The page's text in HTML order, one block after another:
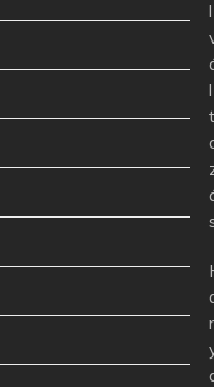
l
l